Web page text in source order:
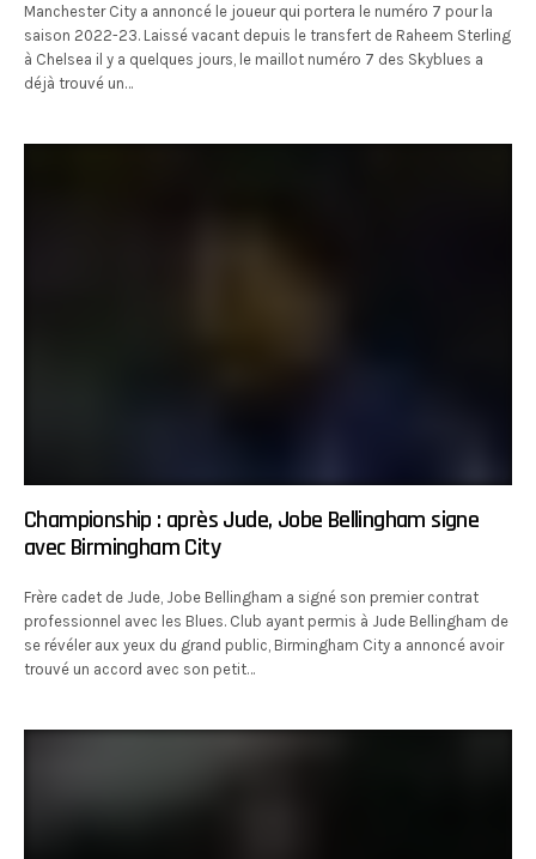
Manchester City a annoncé le joueur qui portera le numéro 7 pour la
saison 2022-23. Laissé vacant depuis le transfert de Raheem Sterling
à Chelsea il y a quelques jours, le maillot numéro 7 des Skyblues a
déjà trouvé un…
Championship : après Jude, Jobe Bellingham signe
avec Birmingham City
Frère cadet de Jude, Jobe Bellingham a signé son premier contrat
professionnel avec les Blues. Club ayant permis à Jude Bellingham de
se révéler aux yeux du grand public, Birmingham City a annoncé avoir
trouvé un accord avec son petit…